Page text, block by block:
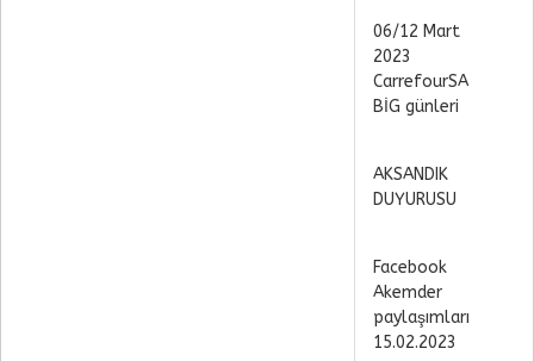
06/12 Mart
2023
CarrefourSA
BİG günleri
AKSANDIK
DUYURUSU
Facebook
Akemder
paylaşımları
15.02.2023